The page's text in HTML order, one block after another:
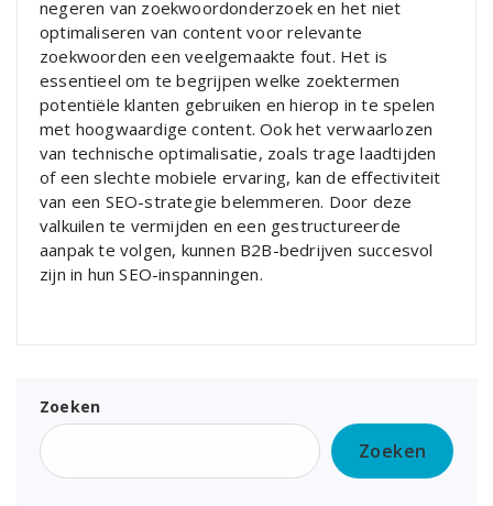
negeren van zoekwoordonderzoek en het niet
optimaliseren van content voor relevante
zoekwoorden een veelgemaakte fout. Het is
essentieel om te begrijpen welke zoektermen
potentiële klanten gebruiken en hierop in te spelen
met hoogwaardige content. Ook het verwaarlozen
van technische optimalisatie, zoals trage laadtijden
of een slechte mobiele ervaring, kan de effectiviteit
van een SEO-strategie belemmeren. Door deze
valkuilen te vermijden en een gestructureerde
aanpak te volgen, kunnen B2B-bedrijven succesvol
zijn in hun SEO-inspanningen.
Zoeken
Zoeken